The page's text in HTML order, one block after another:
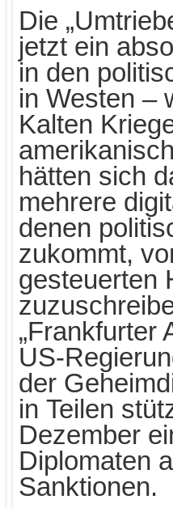
Die
jetzt ein
in den
in Westen –
Kalten
hätten sich
mehrere
denen
zukommt,
gesteuerten
„Frankfurter
US-
der
in Teilen
Dezember
Diplomaten
Sanktionen.